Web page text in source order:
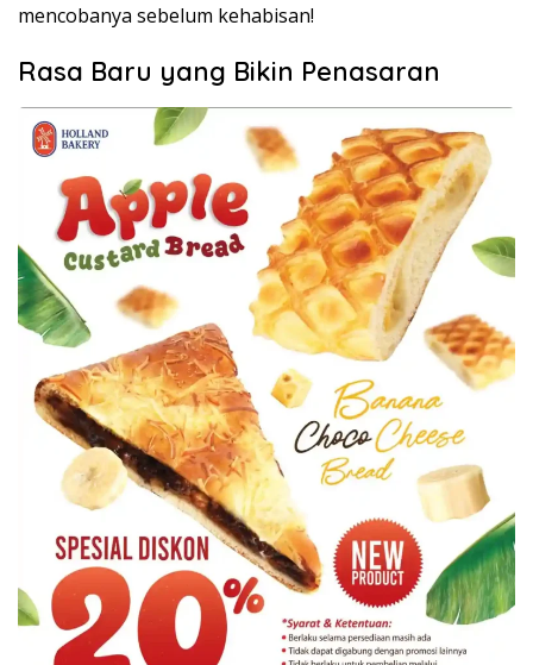
mencobanya sebelum kehabisan!
Rasa Baru yang Bikin Penasaran